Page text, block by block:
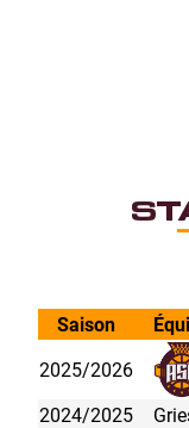
Saison
2025/2026
2024/2025